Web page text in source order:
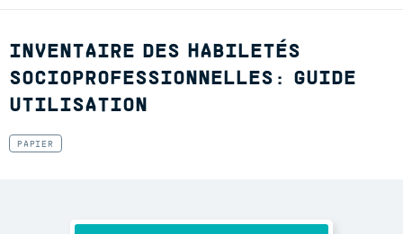
INVENTAIRE DES HABILETÉS
SOCIOPROFESSIONNELLES: GUIDE
UTILISATION
PAPIER